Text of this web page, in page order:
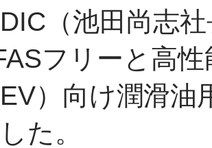
（池田尚志社
フリーと高
EV）向け潤滑
た。